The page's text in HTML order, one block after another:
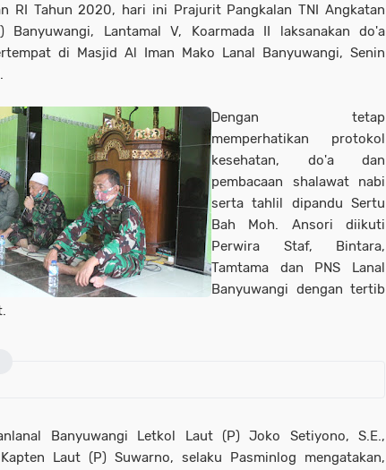
RI Tahun 2020, hari ini Prajurit Pangkalan TNI Angkatan
Banyuwangi, Lantamal V, Koarmada II laksanakan do'a
di Masjid Al Iman Mako Lanal Banyuwangi, Senin
Dengan tetap
memperhatikan protokol
kesehatan, do'a dan
pembacaan shalawat nabi
serta tahlil dipandu Sertu
Bah Moh. Ansori diikuti
Perwira Staf, Bintara,
Tamtama dan PNS Lanal
Banyuwangi dengan tertib
Banyuwangi Letkol Laut (P) Joko Setiyono, S.E.,
Kapten Laut (P) Suwarno, selaku Pasminlog mengatakan,